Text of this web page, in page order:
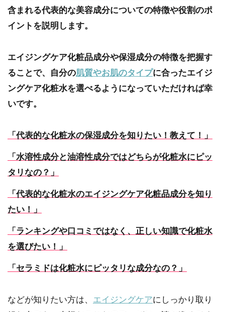
含まれる代表的な美容成分についての特徴や役割のポ
イントを説明します。
エイジングケア化粧品成分や保湿成分の特徴を把握す
ることで、自分の肌質やお肌のタイプに合ったエイジ
ングケア化粧水を選べるようになっていただければ幸
いです。
「代表的な化粧水の保湿成分を知りたい！教えて！」
「水溶性成分と油溶性成分ではどちらが化粧水にピッ
タリなの？」
「代表的な化粧水のエイジングケア化粧品成分を知り
たい！」
「ランキングや口コミではなく、正しい知識で化粧水
を選びたい！」
「セラミドは化粧水にピッタリな成分なの？」
などが知りたい方は、 エイジングケアにしっかり取り